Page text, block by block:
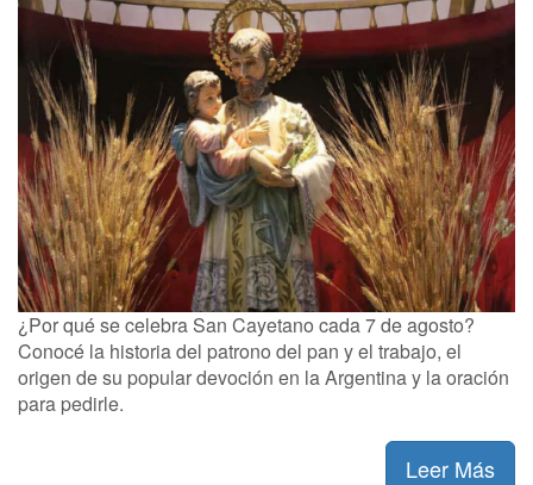
¿Por qué se celebra San Cayetano cada 7 de agosto?
Conocé la historia del patrono del pan y el trabajo, el
origen de su popular devoción en la Argentina y la oración
para pedirle.
Leer Más